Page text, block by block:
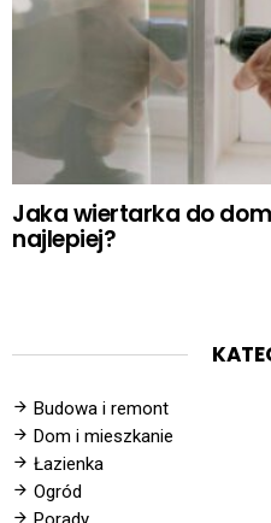
Jaka wiertarka do
najlepiej?
Budowa i remont
Dom i mieszkanie
Łazienka
Ogród